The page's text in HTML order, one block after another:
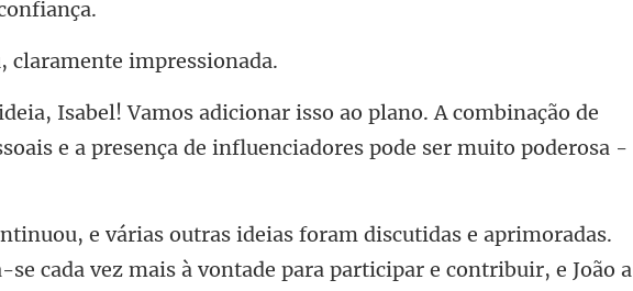
claramente i
no. A combinação de
e a presença de
se cada vez mais à vontade para participar e contribuir, e João a